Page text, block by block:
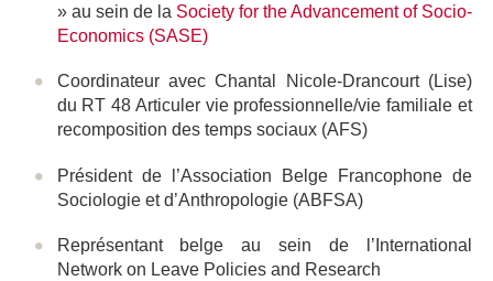
» au sein de la Society for the Advancement of Socio-
Economics (SASE)
Coordinateur avec Chantal Nicole-Drancourt (Lise)
du RT 48 Articuler vie professionnelle/vie familiale et
recomposition des temps sociaux (AFS)
Président de l’Association Belge Francophone de
Sociologie et d’Anthropologie (ABFSA)
Représentant belge au sein de l’International
Network on Leave Policies and Research